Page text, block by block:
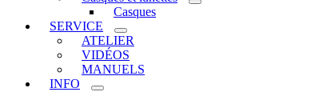
Casques
SERVICE
ATELIER
VIDÉOS
MANUELS
INFO